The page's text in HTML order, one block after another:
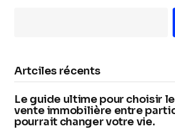
Artciles récents
Le guide ultime pour choisir
vente immobilière entre
pourrait changer votre vie.